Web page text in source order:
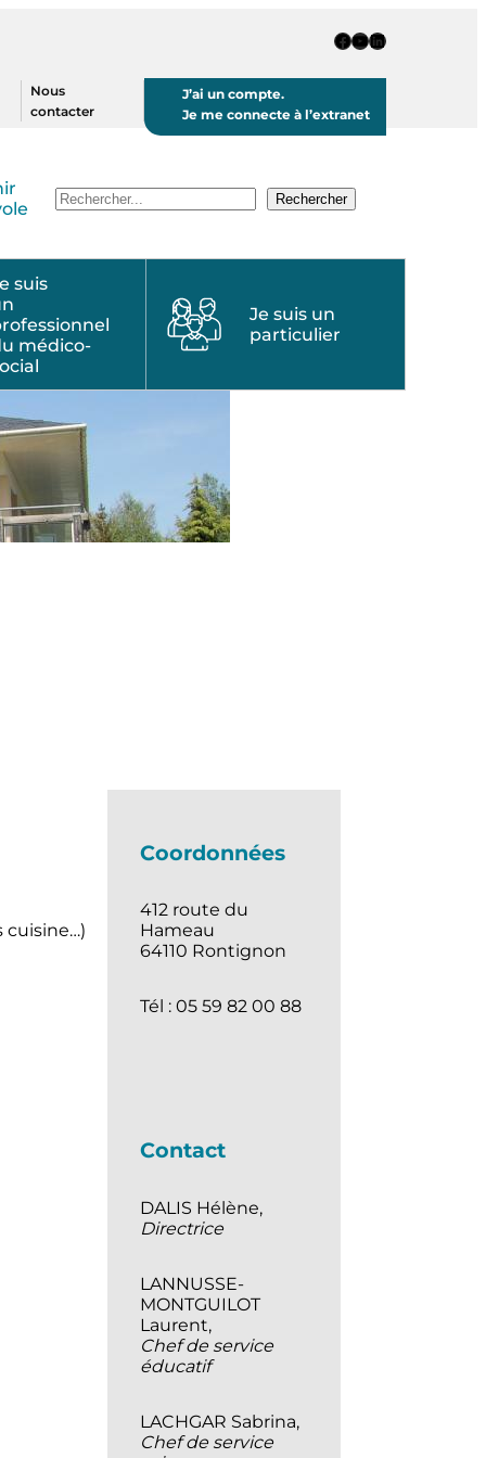
Page Facebook
Chaine Youtube
Page LinkedIn
Nous
contacter
J’ai un compte.
Je me connecte à l’extranet
Recherche Rechercher
suis
médico-
Je suis un
particulier
cuisine…)
Coordonnées
412 route du
Hameau
64110 Rontignon
Tél : 05 59 82 00 88
Contact
DALIS Hélène,
Directrice
LANNUSSE-
MONTGUILOT
Laurent,
Chef de service
éducatif
LACHGAR Sabrina,
Chef de service